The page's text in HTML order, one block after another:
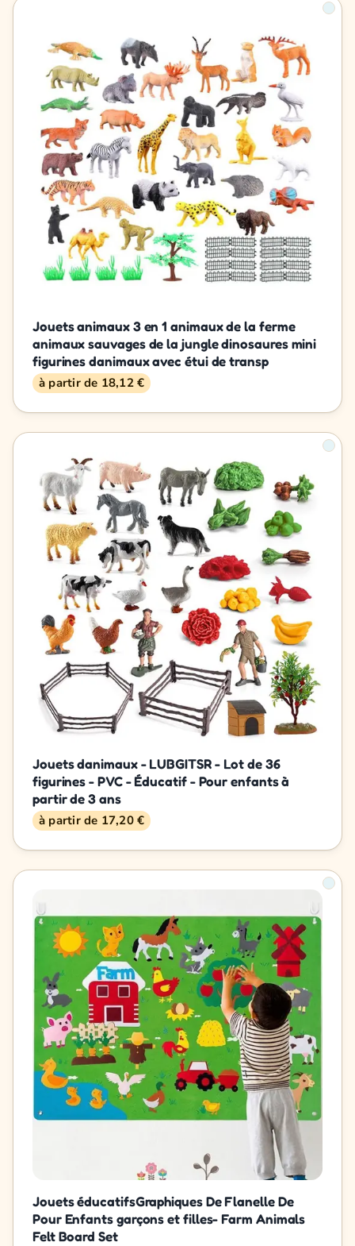
Jouets animaux 3 en 1 animaux de la ferme
animaux sauvages de la jungle dinosaures mini
figurines danimaux avec étui de transp
à partir de 18,12 €
Jouets danimaux - LUBGITSR - Lot de 36
figurines - PVC - Éducatif - Pour enfants à
partir de 3 ans
à partir de 17,20 €
Jouets éducatifsGraphiques De Flanelle De
Pour Enfants garçons et filles- Farm Animals
Felt Board Set